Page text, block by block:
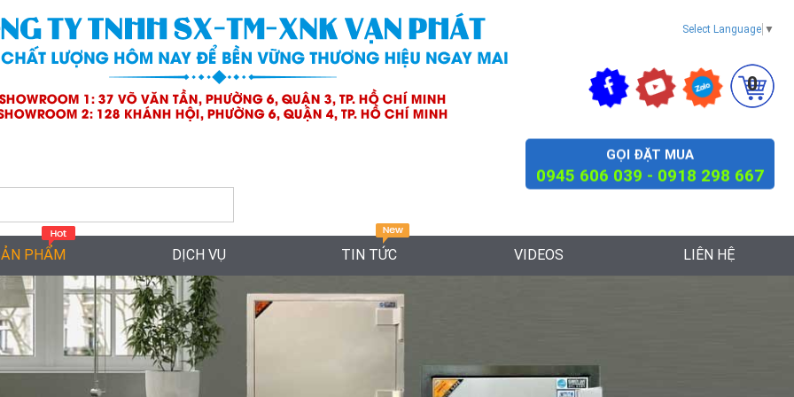
Select Language ▼
0
GỌI ĐẶT MUA
0945 606 039 - 0918 298 667
PHẨM DỊCH VỤ TIN TỨC VIDEOS LIÊN HỆ